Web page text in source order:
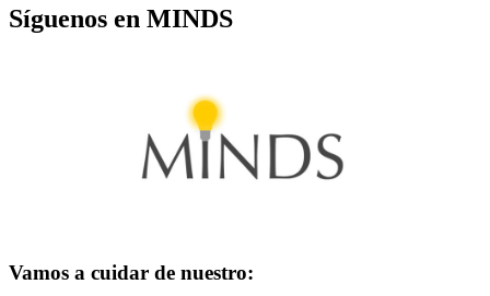
Síguenos en MINDS
Vamos a cuidar de nuestro: